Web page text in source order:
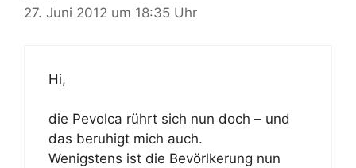
27. Juni 2012 um 18:35 Uhr
Hi,
die Pevolca rührt sich nun doch – und
das beruhigt mich auch.
Wenigstens ist die Bevörlkerung nun